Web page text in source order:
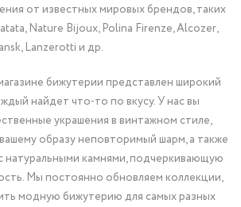
от известных мировых брендов, таких
Nature Bijoux, Polina Firenze, Alcozer,
Lanzerotti и др.
бижутерии представлен широкий
найдет что-то по вкусу. У нас вы
украшения в винтажном стиле,
образу неповторимый шарм, а также
натуральными камнями, подчеркивающую
Мы постоянно обновляем коллекции,
модную бижутерию для самых разных